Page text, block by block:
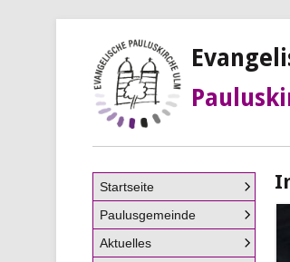
Navigation
überspringen
Startseite
Paulusgemeinde
Aktuelles